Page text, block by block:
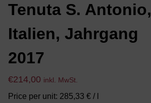
Tenuta S. Antonio,
Italien, Jahrgang
2017
€214,00 inkl. MwSt.
Price per unit: 285,33 € / l